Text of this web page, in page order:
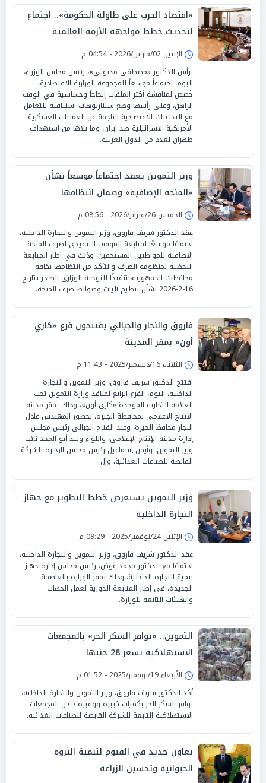
«اقتصاد الحرب على طاولة الحكومة».. اجتماع
لتحديث خطط مواجهة الأزمة العالمية
الإثنين 02/مارس/2026 - 04:54 م
ترأس الدكتور «مصطفى مدبولي»، رئيس مجلس الوزراء،
اليوم، اجتماعاً موسعاً للمجموعة الوزارية الاقتصادية،
خُصص لمناقشة أكثر الملفات إلحاحاً وحساسية في الوقت
الراهن، وعلى رأسها وضع سيناريوهات استباقية للتعامل
مع التداعيات الاقتصادية الناجمة عن العمليات العسكرية
الأمريكية الإسرائيلية ضد إيران، وما تلاها من استهداف
طهران لعدد من الدول العربية.
وزير التموين يعقد اجتماعاً موسعاً بشأن
«المنحة الإضافية» وضمان انتظامها
الخميس 26/فبراير/2026 - 08:56 م
عقد الدكتور شريف فاروق، وزير التموين والتجارة الداخلية،
اجتماعًا موسعًا لمتابعة الموقف التنفيذي لصرف المنحة
الإضافية للمواطنين المستحقين، وذلك في إطار المتابعة
اللحظية لمنظومة الصرف والتأكد من انتظامها بكافة
محافظات الجمهورية، تنفيذًا للتوجيه الوزاري الصادر بتاريخ
16-2-2026 بشأن تنظيم آليات وضوابط صرف المنحة.
فاروق والنجار والجبالي يفتتحون فرع «كاري
أون» بمقر المدينة
الثلاثاء 16/ديسمبر/2025 - 11:43 م
افتتح الدكتور شريف فاروق، وزير التموين والتجارة
الداخلية، اليوم، الفرع الرابع لمنافذ وزارة التموين تحت
العلامة التجارية الموحدة «كاري أون»، وذلك بمقر مدينة
الإنتاج الإعلامي بمحافظة الجيزة، بحضور المهندس عادل
النجار محافظ الجيزة، وعبد الفتاح الجبالي رئيس مجلس
إدارة مدينة الإنتاج الإعلامي، واللواء وليد أبو المجد نائب
وزير التموين، وأيمن إسماعيل رئيس مجلس الإدارة للشركة
القابضة للصناعات الغذائية، وال
وزير التموين يستعرض خطط التطوير مع جهاز
التجارة الداخلية
الإثنين 24/نوفمبر/2025 - 09:29 م
عقد الدكتور شريف فاروق، وزير التموين والتجارة الداخلية،
اجتماعًا مع الدكتور محمد عوض، رئيس مجلس إدارة جهاز
تنمية التجارة الداخلية، وذلك بمقر الوزارة بالعاصمة
الجديدة، في إطار المتابعة الدورية لعمل الجهات
والهيئات التابعة للوزارة.
التموين.. «توافر السكر الحر» بالمجمعات
الاستهلاكية بسعر 28 جنيها
الأربعاء 19/نوفمبر/2025 - 01:52 م
أكد الدكتور شريف فاروق، وزير التموين والتجارة الداخلية،
توافر السكر الحر بكميات كبيرة ووفيرة داخل المجمعات
الاستهلاكية التابعة للشركة القابضة للصناعات الغذائية.
تعاون جديد في الفيوم لتنمية الثروة
الحيوانية وتحسين الزراعة